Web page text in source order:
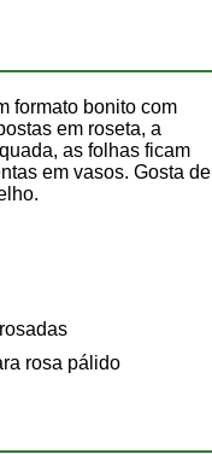
formato bonito com
em roseta, a
as folhas ficam
em vasos. Gosta de
rosa pálido